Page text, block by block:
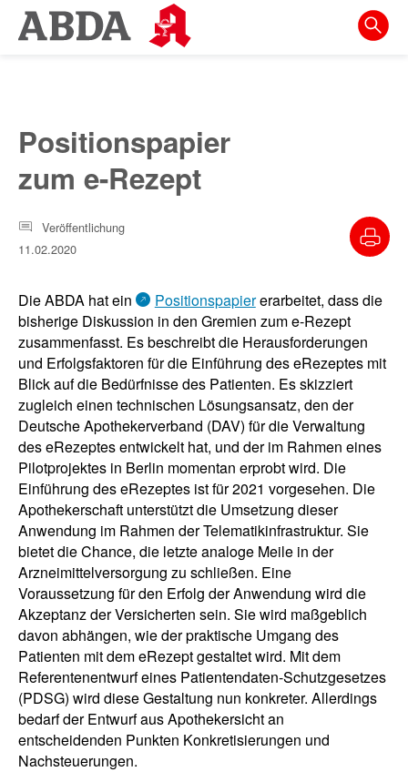
Springe
direkt
zur
Meta-
Navigation
zum
Inhalt
zur
Suche
Positionspapier
zum e-Rezept
Veröffentlichung
11.02.2020
Die ABDA hat ein Positionspapiererarbeitet, dass die
bisherige Diskussion in den Gremien zum e-Rezept
zusammenfasst. Es beschreibt die Herausforderungen
und Erfolgsfaktoren für die Einführung des eRezeptes mit
Blick auf die Bedürfnisse des Patienten. Es skizziert
zugleich einen technischen Lösungsansatz, den der
Deutsche Apothekerverband (DAV) für die Verwaltung
des eRezeptes entwickelt hat, und der im Rahmen eines
Pilotprojektes in Berlin momentan erprobt wird. Die
Einführung des eRezeptes ist für 2021 vorgesehen. Die
Apothekerschaft unterstützt die Umsetzung dieser
Anwendung im Rahmen der Telematikinfrastruktur. Sie
bietet die Chance, die letzte analoge Meile in der
Arzneimittelversorgung zu schließen. Eine
Voraussetzung für den Erfolg der Anwendung wird die
Akzeptanz der Versicherten sein. Sie wird maßgeblich
davon abhängen, wie der praktische Umgang des
Patienten mit dem eRezept gestaltet wird. Mit dem
Referentenentwurf eines Patientendaten-Schutzgesetzes
(PDSG) wird diese Gestaltung nun konkreter. Allerdings
bedarf der Entwurf aus Apothekersicht an
entscheidenden Punkten Konkretisierungen und
Nachsteuerungen.